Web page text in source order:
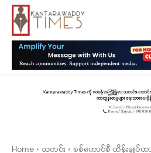
Home သတင်း
စစ်ကောင်စီ ထိန်းချုပ်ထ